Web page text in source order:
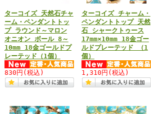
ターコイズ 天然石チャ
ーム・ペンダントトッ
プ ラウンド～マロン
オニオン ボール 8～
10mm 18金ゴールドプ
レーテッド（1個）
830円 (税込)
ターコイズ チャーム・
ペンダントトップ 天然
石 シャークトゥース
17mm×10mm 18金ゴー
ルドプレーテッド （1
個）
1,310円 (税込)